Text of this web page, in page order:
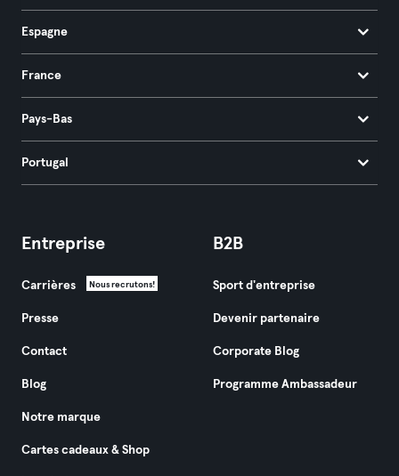
Espagne
France
Pays-Bas
Portugal
Entreprise
Carrières Nous recrutons!
Presse
Contact
Blog
Notre marque
Cartes cadeaux & Shop
B2B
Sport d'entreprise
Devenir partenaire
Corporate Blog
Programme Ambassadeur